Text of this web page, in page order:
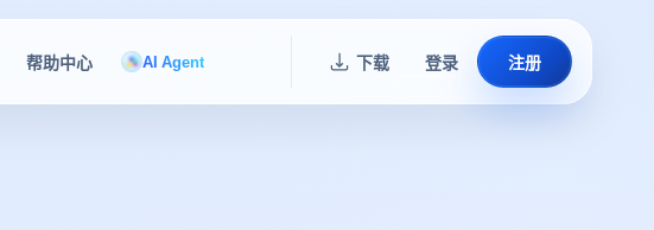
帮助中心 AI Agent 下载 登录 注册